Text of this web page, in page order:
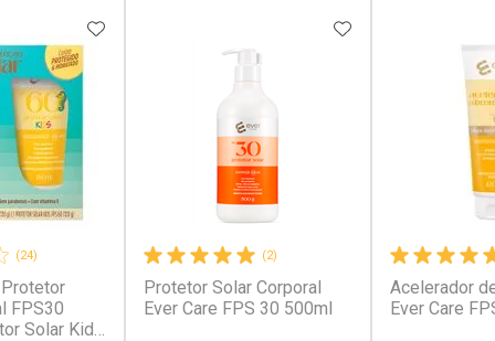
cada
Ativar Desconto Ativar
(24)
FPS30
Solar Kids
ADICIONAR AOS FAVORITOS
(2)
Protetor Solar Corporal
Ever Care FPS 30 500ml
ADICIONAR AOS
Acelerador
Ever Care